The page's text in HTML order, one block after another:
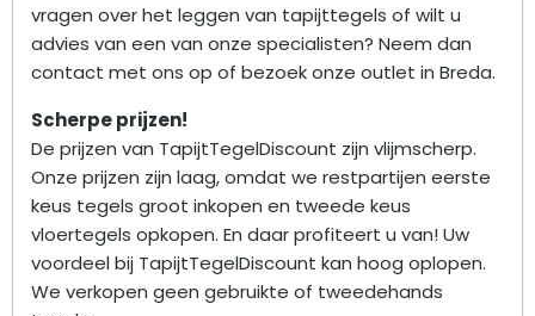
vragen over het leggen van tapijttegels of wilt u
advies van een van onze specialisten? Neem dan
contact met ons op of bezoek onze outlet in Breda.
Scherpe prijzen!
De prijzen van TapijtTegelDiscount zijn vlijmscherp.
Onze prijzen zijn laag, omdat we restpartijen eerste
keus tegels groot inkopen en tweede keus
vloertegels opkopen. En daar profiteert u van! Uw
voordeel bij TapijtTegelDiscount kan hoog oplopen.
We verkopen geen gebruikte of tweedehands